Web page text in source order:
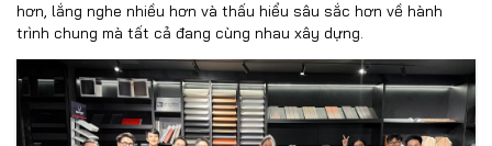
hơn, lắng nghe nhiều hơn và thấu hiểu sâu sắc hơn về hành
trình chung mà tất cả đang cùng nhau xây dựng.